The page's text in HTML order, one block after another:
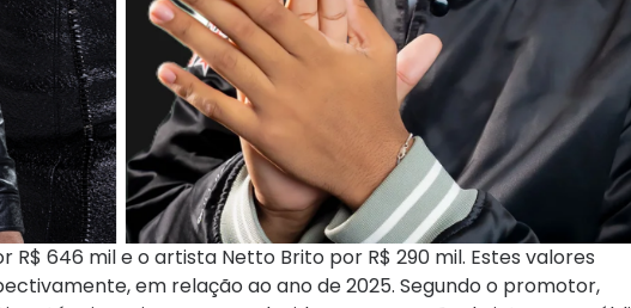
646 mil e o artista Netto Brito por R$ 290 mil. Estes valores
em relação ao ano de 2025. Segundo o promotor,